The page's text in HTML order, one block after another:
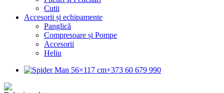
Cutii
Accesorii și echipamente
Panglică
Compresoare și Pompe
Accesorii
Heliu
+373 60 679 990